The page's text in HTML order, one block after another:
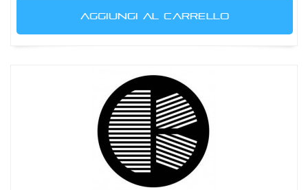
AGGIUNGI AL CARRELLO